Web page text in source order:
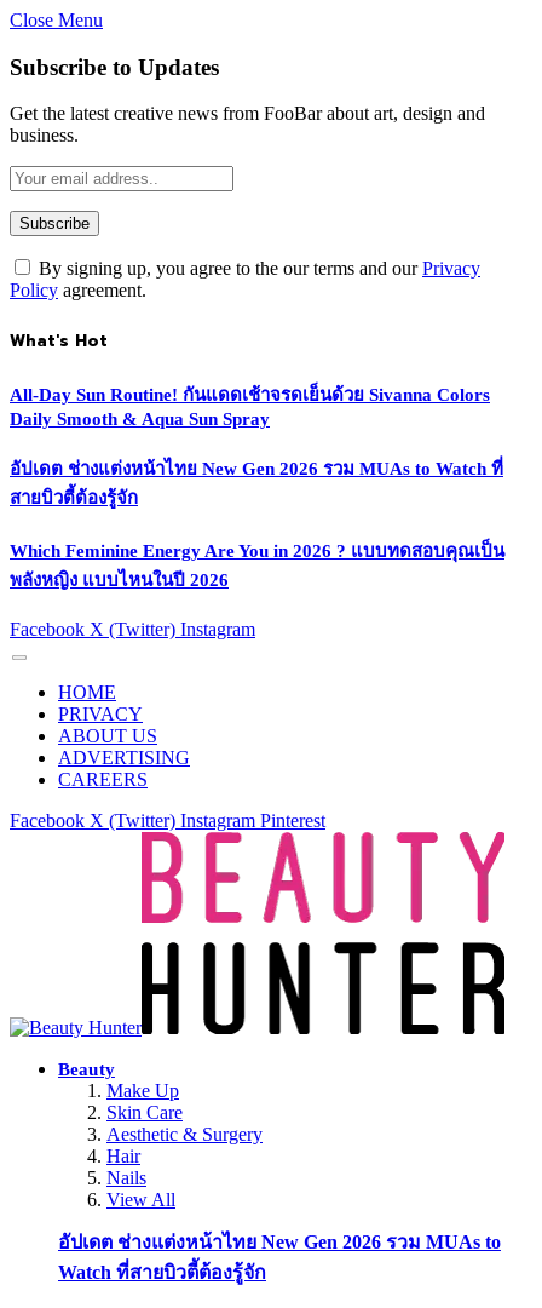
Close Menu
Subscribe to Updates
Get the latest creative news from FooBar about art, design and
business.
By signing up, you agree to the our terms and ourPrivacy
Policy agreement.
What's Hot
All-Day Sun Routine! กันแดดเช้าจรดเย็นด้วย Sivanna Colors
Daily Smooth & Aqua Sun Spray
อัปเดต ช่างแต่งหน้าไทย New Gen 2026 รวม MUAs to Watch ที่
สายบิวตี้ต้องรู้จัก
Which Feminine Energy Are You in 2026 ? แบบทดสอบคุณเป็น
พลังหญิง แบบไหนในปี 2026
Facebook X (Twitter) Instagram
HOME
PRIVACY
ABOUT US
ADVERTISING
CAREERS
Facebook X (Twitter) Instagram Pinterest
Beauty
Make Up
Skin Care
Aesthetic & Surgery
Hair
Nails
View All
อัปเดต ช่างแต่งหน้าไทย New Gen 2026 รวม MUAs to
Watch ที่สายบิวตี้ต้องรู้จัก